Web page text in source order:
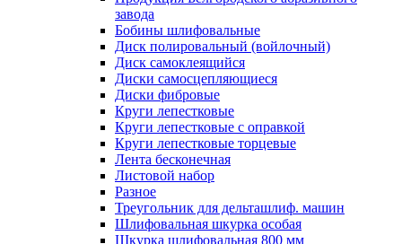
завода
Бобины шлифовальные
Диск полировальный (войлочный)
Диск самоклеящийся
Диски самосцепляющиеся
Диски фибровые
Круги лепестковые
Круги лепестковые с оправкой
Круги лепестковые торцевые
Лента бесконечная
Листовой набор
Разное
Треугольник для дельташлиф. машин
Шлифовальная шкурка особая
Шкурка шлифовальная 800 мм